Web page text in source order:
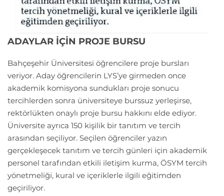
ADAYLAR İÇİN PROJE BURSU
Bahçeşehir Üniversitesi öğrencilere proje bursları
veriyor. Aday öğrencilerin LYS’ye girmeden once
akademik komisyona sundukları proje sonucu
tercihlerden sonra üniversiteye burssuz yerleşirse,
rektörlükten onaylı proje bursu hakkını elde ediyor.
Üniversite ayrıca 150 kişilik bir tanıtım ve tercih
arasından seçiliyor. Seçilen öğrenciler yazın
gerçekleşecek tanıtım ve tercih günleri için akademik
personel tarafından etkili iletişim kurma, ÖSYM tercih
yönetmeliği, kural ve içeriklerle ilgili eğitimden
geçiriliyor.